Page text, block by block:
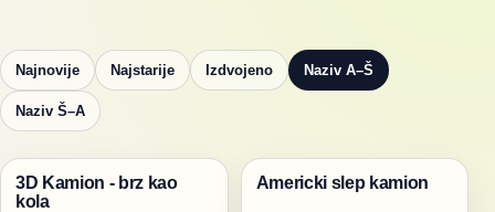
Najnovije Najstarije Izdvojeno Naziv A–Š
Naziv Š–A
Trke
3D Kamion - brz kao
kola
Trke
Americki slep kamion